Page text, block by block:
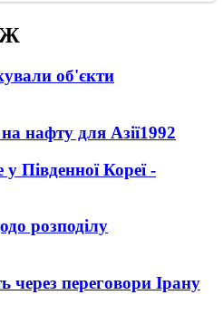
об'єкти
нафту для Азії1992
Південної Кореї -
розподілу
через переговори Ірану